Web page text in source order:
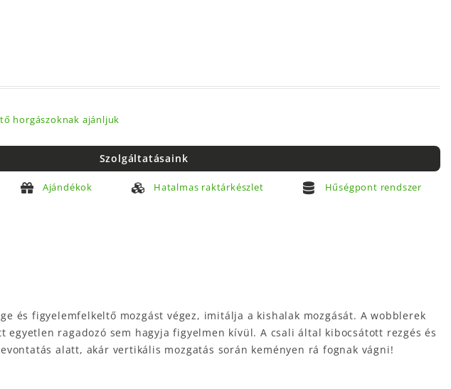
horgászoknak ajánljuk
Szolgáltatásaink
Ajándékok Hatalmas raktárkészlet Hűségpont rendszer
és figyelemfelkeltő mozgást végez, imitálja a kishalak mozgását. A wobblerek
ragadozó sem hagyja figyelmen kívül. A csali által kibocsátott rezgés és
alatt, akár vertikális mozgatás során keményen rá fognak vágni!